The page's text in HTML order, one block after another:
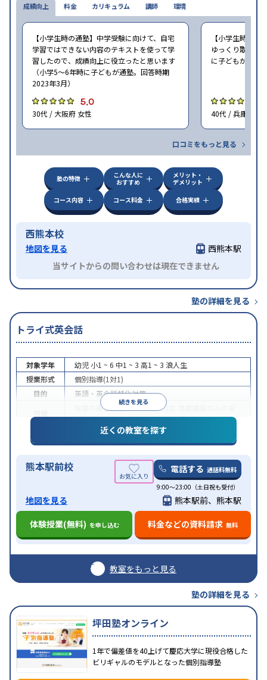
成績向上
【小学生時の通塾】中学受験に向けて、自宅
学習ではできない内容のテキストを使って学
習したので、成績向上に役立ったと思います
（小学5〜6年時に子どもが通塾。回答時期
2023年3月）
5.0
30代 / 大阪府 女性
【小学生時の通
ゆっくり取り組
に子どもが通塾
40代 / 兵庫県 女
口コミをもっと見る
料金 カリキュラム 講師 環境
塾の特徴
こんな人に
おすすめ
メリット・
デメリット
コース内容
コース料金 合格実績
西熊本校
地図を見る
西熊本駅
当サイトからの問い合わせは現在できません
塾の詳細を見る
トライ式英会話
続きを見る
対象学年 幼児 小1 ~ 6 中1 ~ 3 高1 ~ 3 浪人生
授業形式
個別指導(1対1)
目的
英語・英会話特化対策
授業の振替可能オンライン対応
講可発達障害の子どもに対応自習室あり
近くの教室を探す
熊本駅前校 電話する 通話料無料
9:00～23:00（土日祝も受付）
地図を見る
熊本駅前、熊本駅
体験授業(無料) を申し込む 料金などの資料請求 無料
教室をもっと見る
塾の詳細を見る
坪田塾オンライン
1年で偏差値を40上げて慶応大学に現役合格した
ビリギャルのモデルとなった個別指導塾